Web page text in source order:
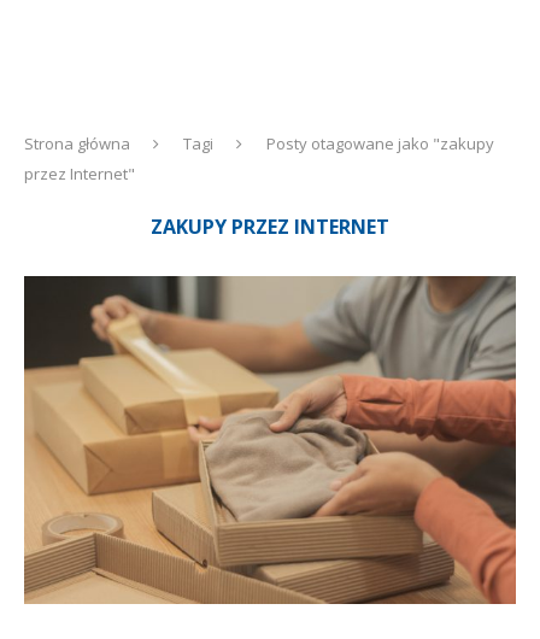
Strona główna Tagi
Posty otagowane jako "zakupy
przez Internet"
ZAKUPY PRZEZ INTERNET